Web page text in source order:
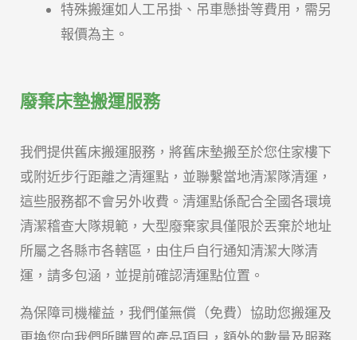
特殊搬運如人工吊掛、吊車懸掛等費用，需另
報價為主。
廢棄床墊搬運服務
我們提供舊床搬運服務，將舊床墊搬至於您住家樓下
或附近步行距離之清運點，並聯繫當地清潔隊清運，
這些服務都不會另外收費。清運點係配合全國各環境
清潔稽查大隊規範，大型廢棄家具僅限於丟棄於地址
所屬之各縣市各轄區，由住戶自行通知清潔大隊清
運，請多包涵，並提前確認清運點位置。
為保障司機權益，我們僅無償（免費）協助您搬運及